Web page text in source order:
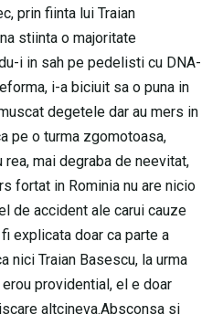
prin fiinta lui Traian
stiinta o majoritate
i in sah pe pedelisti cu DNA-
i-a biciuit sa o puna in
degetele dar au mers in
pe o turma zgomotoasa,
mai degraba de neevitat,
fortat in Rominia nu are nicio
de accident ale carui cauze
explicata doar ca parte a
nici Traian Basescu, la urma
providential, el e doar
altcineva.Absconsa si